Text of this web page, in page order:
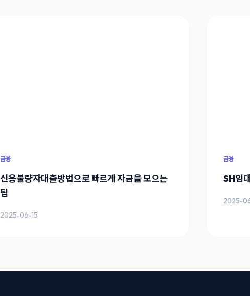
금융
신용불량자대출방법으로 빠르게 자금을 모으는
팁
2025-06-15
금융
SH임
2025-